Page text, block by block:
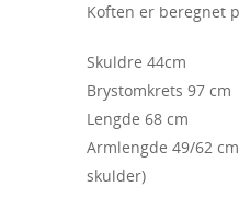
Koften er beregnet
Skuldre 44cm
Brystomkrets 97 cm
Lengde 68 cm
Armlengde 49/62
skulder)